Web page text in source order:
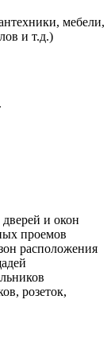
мебели,
и т.д.)
и окон
проемов
расположения
розеток,